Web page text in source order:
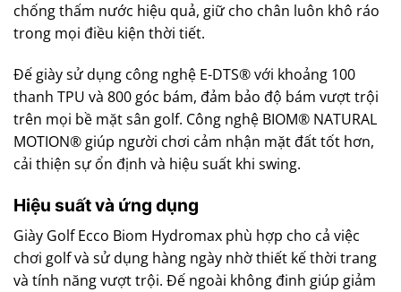
chống thấm nước hiệu quả, giữ cho chân luôn khô ráo
trong mọi điều kiện thời tiết.
Đế giày sử dụng công nghệ E-DTS® với khoảng 100
thanh TPU và 800 góc bám, đảm bảo độ bám vượt trội
trên mọi bề mặt sân golf. Công nghệ BIOM® NATURAL
MOTION® giúp người chơi cảm nhận mặt đất tốt hơn,
cải thiện sự ổn định và hiệu suất khi swing.
Hiệu suất và ứng dụng
Giày Golf Ecco Biom Hydromax phù hợp cho cả việc
chơi golf và sử dụng hàng ngày nhờ thiết kế thời trang
và tính năng vượt trội. Đế ngoài không đinh giúp giảm